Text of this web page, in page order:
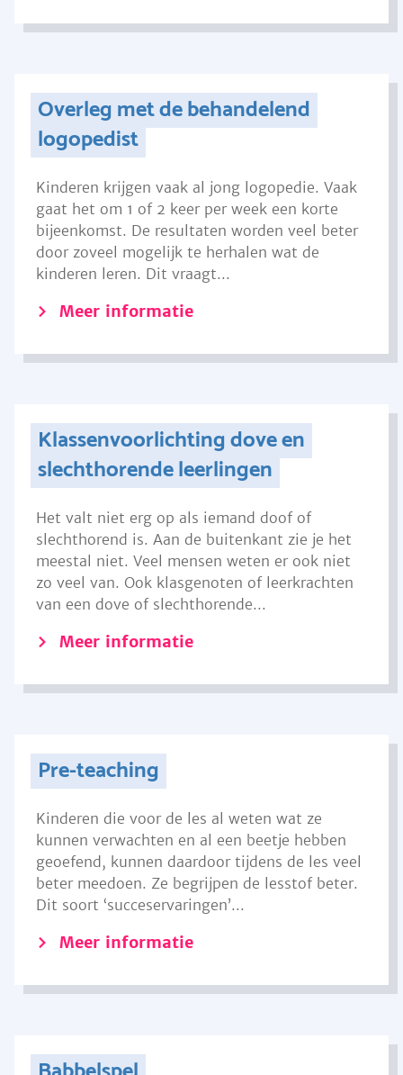
Overleg met de behandelend
logopedist
Kinderen krijgen vaak al jong logopedie. Vaak
gaat het om 1 of 2 keer per week een korte
bijeenkomst. De resultaten worden veel beter
door zoveel mogelijk te herhalen wat de
kinderen leren. Dit vraagt...
Meer informatie
Klassenvoorlichting dove en
slechthorende leerlingen
Het valt niet erg op als iemand doof of
slechthorend is. Aan de buitenkant zie je het
meestal niet. Veel mensen weten er ook niet
zo veel van. Ook klasgenoten of leerkrachten
van een dove of slechthorende...
Meer informatie
Pre-teaching
Kinderen die voor de les al weten wat ze
kunnen verwachten en al een beetje hebben
geoefend, kunnen daardoor tijdens de les veel
beter meedoen. Ze begrijpen de lesstof beter.
Dit soort ‘succeservaringen’...
Meer informatie